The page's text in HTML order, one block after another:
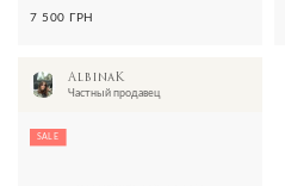
7 500 ГРН
AlbinaK
Частный продавец
SALE